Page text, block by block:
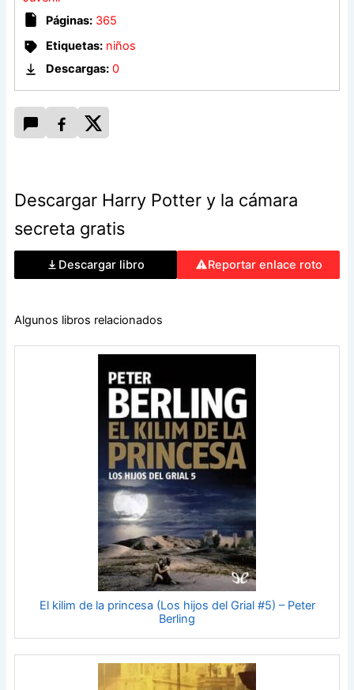
Rowling
Páginas: 365
Etiquetas: niños
Descargas: 0
Descargar Harry Potter y la cámara
secreta gratis
Descargar libro Reportar enlace roto
Algunos libros relacionados
El kilim de la princesa (Los hijos del Grial #5) – Peter
Berling